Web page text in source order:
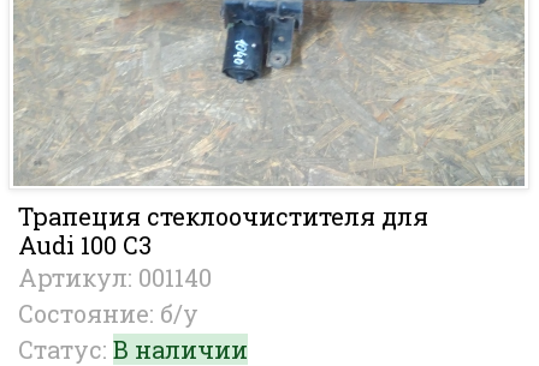
Трапеция стеклоочистителя для
Audi 100 С3
Артикул: 001140
Состояние: б/у
Статус: В наличии